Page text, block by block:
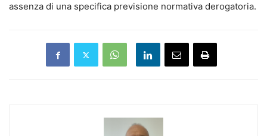
assenza di una specifica previsione normativa derogatoria.